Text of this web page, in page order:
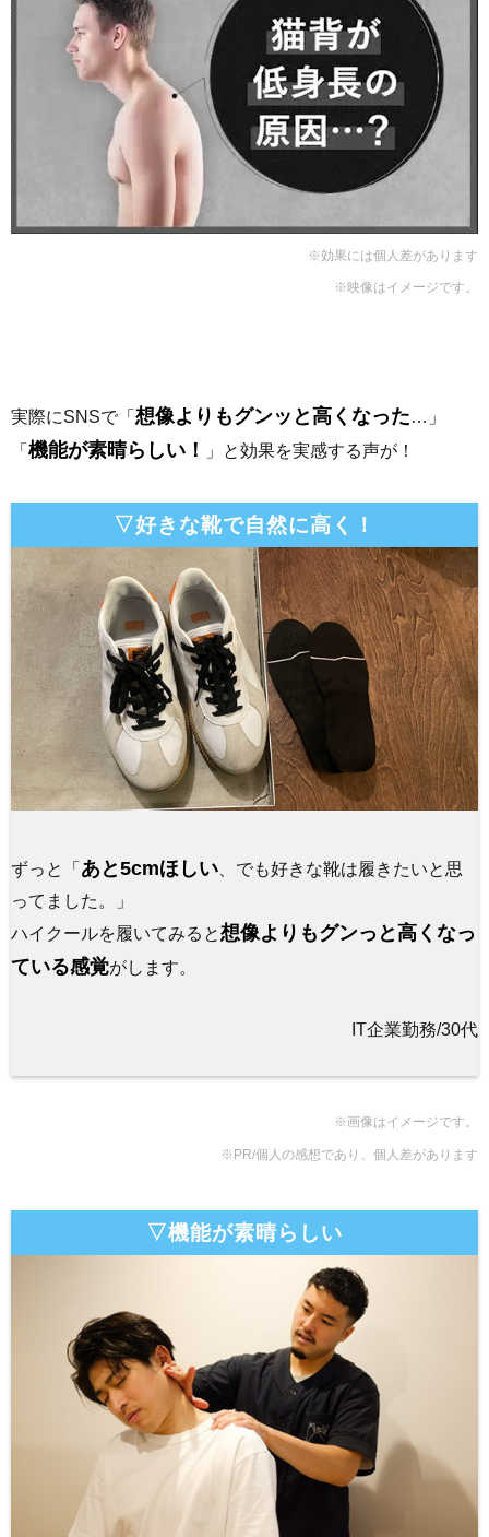
※効果には個人差があります
※映像はイメージです。
実際にSNSで「 想像よりもグンッと高くなった…」
「 機能が素晴らしい！ 」と効果を実感する声が！
▽好きな靴で自然に高く！
ずっと「 あと5cmほしい 、でも好きな靴は履きたいと思
ってました。」
ハイクールを履いてみると想像よりもグンっと高くなっ
ている感覚がします。
IT企業勤務/30代
※画像はイメージです。
※PR/個人の感想であり、個人差があります
▽機能が素晴らしい